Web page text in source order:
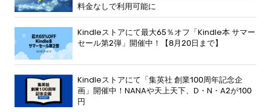
料金なしで利用可能に
Kindleストアにて最大65％オフ「Kindle本 サマー
セール第2弾」開催中！【8月20日まで】
Kindleストアにて「集英社 創業100周年記念企
画」開催中！NANAや天上天下、D・N・A2が100
円